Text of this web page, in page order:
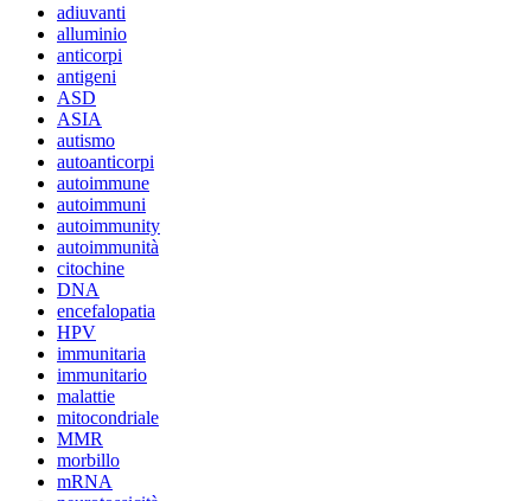
adiuvanti
alluminio
anticorpi
antigeni
ASD
ASIA
autismo
autoanticorpi
autoimmune
autoimmuni
autoimmunity
autoimmunità
citochine
DNA
encefalopatia
HPV
immunitaria
immunitario
malattie
mitocondriale
MMR
morbillo
mRNA